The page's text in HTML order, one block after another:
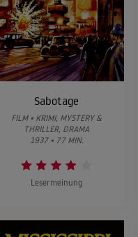
Sabotage
FILM • KRIMI, MYSTERY &
THRILLER, DRAMA
1937 • 77 MIN.
Lesermeinung